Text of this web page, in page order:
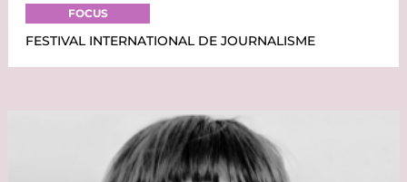
FOCUS
FESTIVAL INTERNATIONAL DE JOURNALISME